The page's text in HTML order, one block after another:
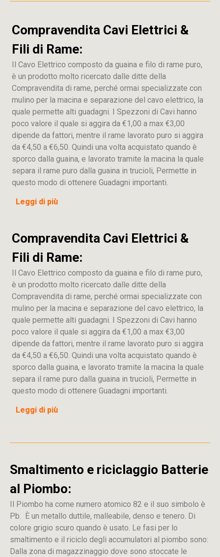
Compravendita Cavi Elettrici &
Fili di Rame:
Il Cavo Elettrico composto da guaina e filo di rame puro,
è un prodotto molto ricercato dalle ditte della
Compravendita di rame, perché ormai specializzate con
mulino per la macina e separazione del cavo elettrico, la
quale permette alti guadagni. I Spezzoni di Cavi hanno
poco valore il quale si aggira da €1,00 a max €3,00
dipende da fattori, mentre il rame lavorato puro si aggira
da €4,50 a €6,50. Quindi una volta acquistato quando è
sporco dalla guaina, e lavorato tramite la macina la quale
separa il rame puro dalla guaina in trucioli, Permette in
questo modo di ottenere Guadagni importanti.
Leggi di più
Compravendita Cavi Elettrici &
Fili di Rame:
Il Cavo Elettrico composto da guaina e filo di rame puro,
è un prodotto molto ricercato dalle ditte della
Compravendita di rame, perché ormai specializzate con
mulino per la macina e separazione del cavo elettrico, la
quale permette alti guadagni. I Spezzoni di Cavi hanno
poco valore il quale si aggira da €1,00 a max €3,00
dipende da fattori, mentre il rame lavorato puro si aggira
da €4,50 a €6,50. Quindi una volta acquistato quando è
sporco dalla guaina, e lavorato tramite la macina la quale
separa il rame puro dalla guaina in trucioli, Permette in
questo modo di ottenere Guadagni importanti.
Leggi di più
Smaltimento e riciclaggio Batterie
al Piombo:
Il Piombo ha come numero atomico 82 e il suo simbolo è
Pb. È un metallo duttile, malleabile, denso e tenero. Di
colore grigio scuro quando è usato. Le fasi per lo
smaltimento e il riciclo degli accumulatori al piombo sono:
Dalla zona di magazzinaggio dove sono stoccate le